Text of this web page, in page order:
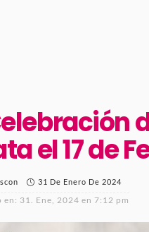
el 17 de
31 De Enero De 2024
en: 31. Ene, 2024 en 7:12 pm